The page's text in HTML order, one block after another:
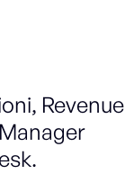
Revenue